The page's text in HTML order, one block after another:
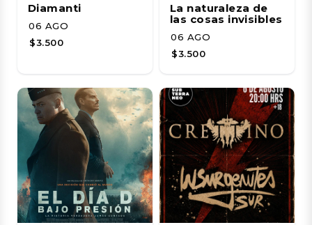
Diamanti
06 AGO
$3.500
La naturaleza de
las cosas invisibles
06 AGO
$3.500